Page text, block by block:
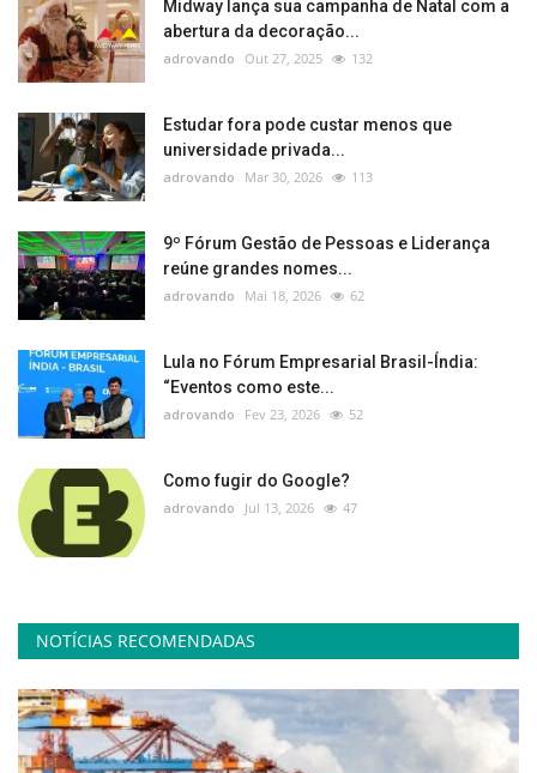
Midway lança sua campanha de Natal com a
abertura da decoração...
adrovando Out 27, 2025 132
Estudar fora pode custar menos que
universidade privada...
adrovando Mar 30, 2026 113
9º Fórum Gestão de Pessoas e Liderança
reúne grandes nomes...
adrovando Mai 18, 2026 62
Lula no Fórum Empresarial Brasil-Índia:
“Eventos como este...
adrovando Fev 23, 2026 52
Como fugir do Google?
adrovando Jul 13, 2026 47
NOTÍCIAS RECOMENDADAS